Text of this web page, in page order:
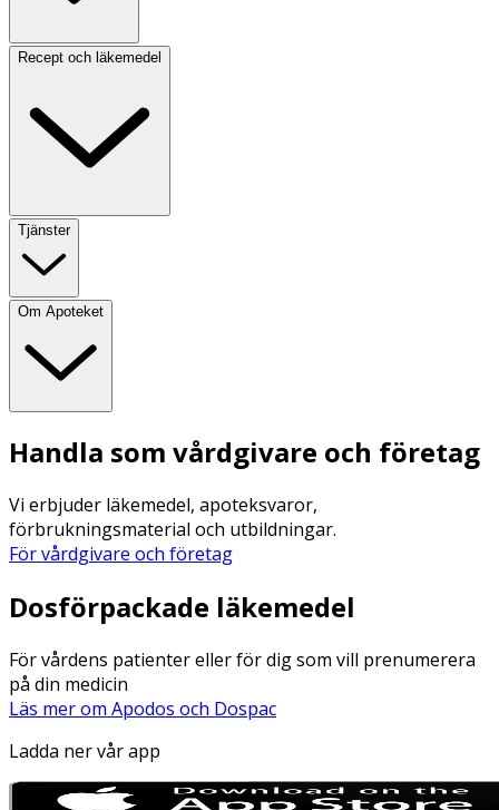
Recept och läkemedel
Tjänster
Om Apoteket
Handla som vårdgivare och företag
Vi erbjuder läkemedel, apoteksvaror,
förbrukningsmaterial och utbildningar.
För vårdgivare och företag
Dosförpackade läkemedel
För vårdens patienter eller för dig som vill prenumerera
på din medicin
Läs mer om Apodos och Dospac
Ladda ner vår app